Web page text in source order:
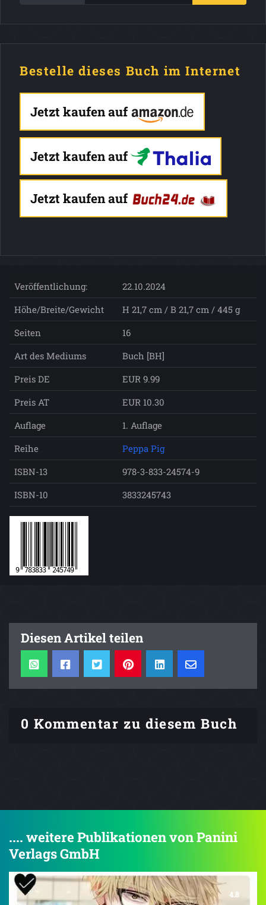
Bestelle dieses Buch im Internet
Jetzt kaufen auf
Jetzt kaufen auf
Jetzt kaufen auf
Veröffentlichung:
22.10.2024
Höhe/Breite/Gewicht
H 21,7 cm / B 21,7 cm / 445 g
Seiten
16
Art des Mediums
Buch [BH]
Preis DE
EUR 9.99
Preis AT
EUR 10.30
Auflage
1. Auflage
Reihe
Peppa Pig
ISBN-13
978-3-833-24574-9
ISBN-10
3833245743
Diesen Artikel teilen
0 Kommentar zu diesem Buch
.... weitere Publikationen von Panini
Verlags GmbH
4.8